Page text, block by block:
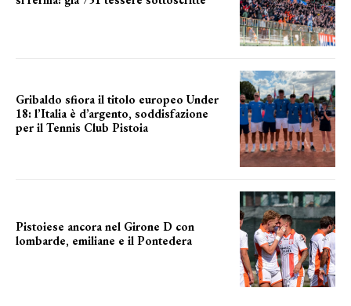
Gribaldo sfiora il titolo europeo Under
18: l’Italia è d’argento, soddisfazione
per il Tennis Club Pistoia
Pistoiese ancora nel Girone D con
lombarde, emiliane e il Pontedera